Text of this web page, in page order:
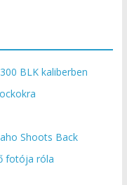
BLK kaliberben
Shoots Back
fotója róla